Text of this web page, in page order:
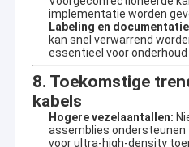
implementatie worden
Labeling en
kan snel verwarrend
essentieel voor
8. Toekomstige
kabels
Hogere vezelaantallen:
assemblies ondersteunen
voor ultra-high-density